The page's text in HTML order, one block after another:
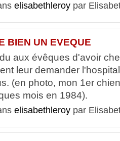
elisabethleroy par
BIEN UN EVEQUE
aux évêques d'avoir
leur demander
(en photo, mon 1er
mois en 1984).
elisabethleroy par